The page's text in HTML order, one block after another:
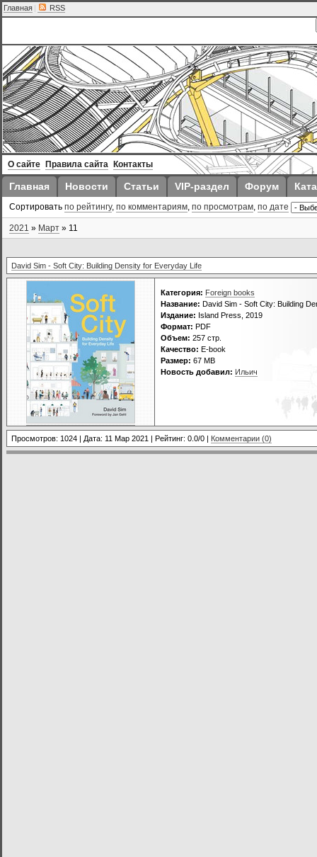
Главная | RSS
О сайте Правила сайта Контакты
Главная Новости Статьи VIP-раздел Форум
Сортировать по рейтингу, по комментариям, по просмотрам, по дате
2021 » Март » 11
David Sim - Soft City: Building Density for Everyday Life
Категория: Foreign books
Название: David Sim - Soft City: Building
Издание: Island Press, 2019
Формат: PDF
Объем: 257 стр.
Качество: E-book
Размер: 67 МВ
Новость добавил: Ильич
Просмотров: 1024 | Дата: 11 Мар 2021 | Рейтинг: 0.0/0 | Комментарии (0)